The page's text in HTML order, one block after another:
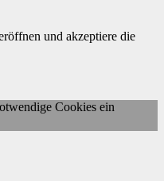
und akzeptiere die
Cookies ein